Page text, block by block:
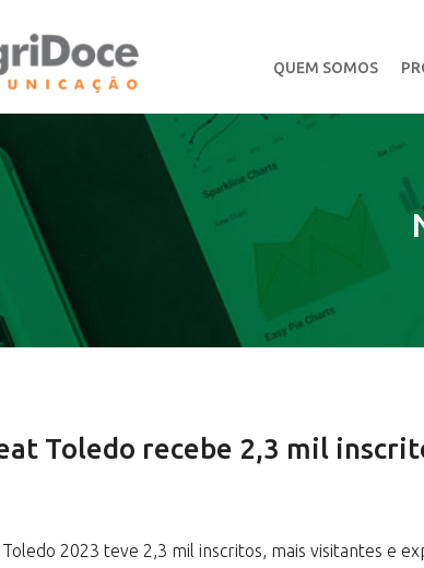
QUEM SOMOS
Toledo recebe 2,3 mil
2023 teve 2,3 mil inscritos, mais visitantes e